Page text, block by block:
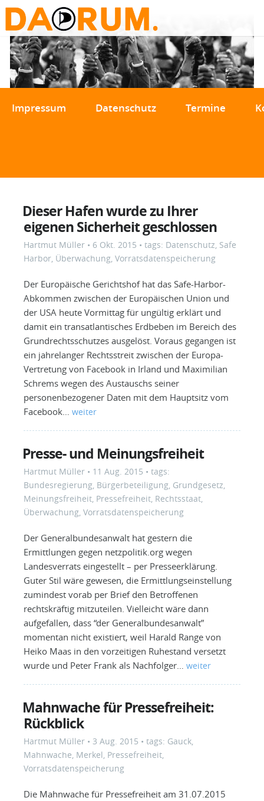
Impressum Datenschutz Termine
Dieser Hafen wurde zu Ihrer
eigenen Sicherheit geschlossen
Hartmut Müller • 6 Okt. 2015 • tags: Datenschutz, Safe
Harbor, Überwachung,Vorratsdatenspeicherung
Der Europäische Gerichtshof hat das Safe-Harbor-
Abkommen zwischen der Europäischen Union und
der USA heute Vormittag für ungültig erklärt und
damit ein transatlantisches Erdbeben im Bereich des
Grundrechtsschutzes ausgelöst. Voraus gegangen ist
ein jahrelanger Rechtsstreit zwischen der Europa-
Vertretung von Facebook in Irland und Maximilian
Schrems wegen des Austauschs seiner
personenbezogener Daten mit dem Hauptsitz vom
Facebook…weiter
Presse- und Meinungsfreiheit
Hartmut Müller • 11 Aug. 2015 • tags:
Bundesregierung, Bürgerbeteiligung, Grundgesetz,
Meinungsfreiheit, Pressefreiheit, Rechtsstaat,
Überwachung,Vorratsdatenspeicherung
Der Generalbundesanwalt hat gestern die
Ermittlungen gegen netzpolitik.org wegen
Landesverrats eingestellt – per Presseerklärung.
Guter Stil wäre gewesen, die Ermittlungseinstellung
zumindest vorab per Brief den Betroffenen
rechtskräftig mitzuteilen. Vielleicht wäre dann
aufgefallen, dass “der Generalbundesanwalt”
momentan nicht existiert, weil Harald Range von
Heiko Maas in den vorzeitigen Ruhestand versetzt
wurde und Peter Frank als Nachfolger…weiter
Mahnwache für Pressefreiheit:
Rückblick
Hartmut Müller • 3 Aug. 2015 • tags: Gauck,
Mahnwache, Merkel, Pressefreiheit,
Vorratsdatenspeicherung
Die Mahnwache für Pressefreiheit am 31.07.2015